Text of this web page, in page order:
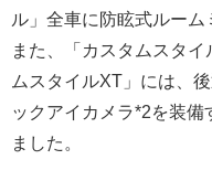
ル」全車に防眩式ルーム
また、「カスタムスタ
ムスタイルXT」には、
ックアイカメラ*2を装備
ました。